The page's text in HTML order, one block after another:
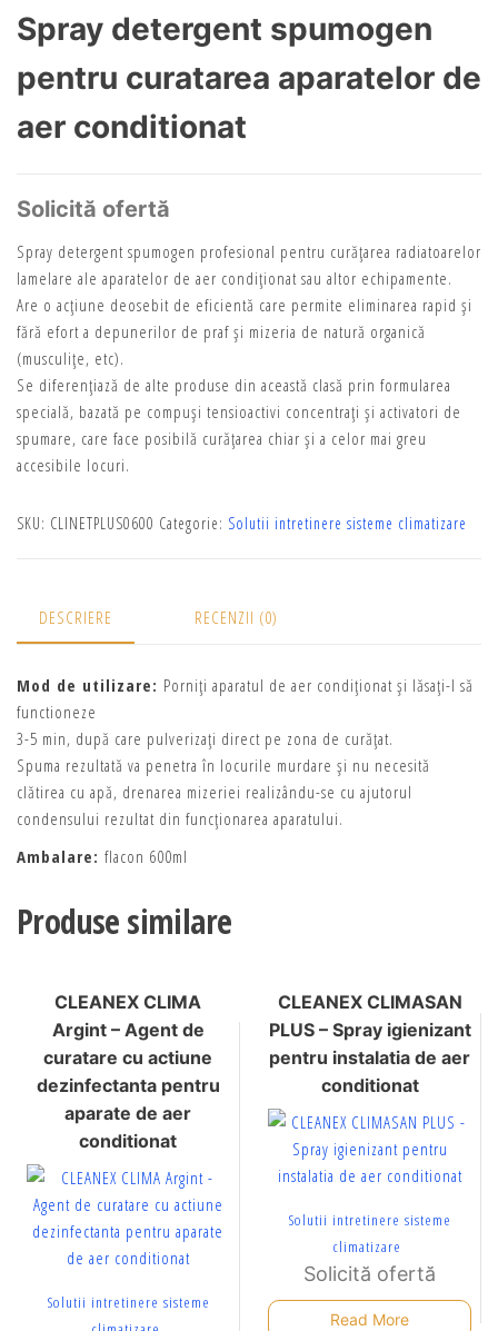
Spray detergent spumogen
pentru curatarea aparatelor de
aer conditionat
Solicită ofertă
Spray detergent spumogen profesional pentru curățarea radiatoarelor
lamelare ale aparatelor de aer condiționat sau altor echipamente.
Are o acțiune deosebit de eficientă care permite eliminarea rapid și
fără efort a depunerilor de praf și mizeria de natură organică
(musculițe, etc).
Se diferențiază de alte produse din această clasă prin formularea
specială, bazată pe compuși tensioactivi concentrați și activatori de
spumare, care face posibilă curățarea chiar și a celor mai greu
accesibile locuri.
SKU: CLINETPLUS0600 Categorie: Solutii intretinere sisteme climatizare
DESCRIERE RECENZII (0)
Mod de utilizare: Porniți aparatul de aer condiționat și lăsați-l să
functioneze
3-5 min, după care pulverizați direct pe zona de curățat.
Spuma rezultată va penetra în locurile murdare și nu necesită
clătirea cu apă, drenarea mizeriei realizându-se cu ajutorul
condensului rezultat din funcționarea aparatului.
Ambalare: flacon 600ml
Produse similare
CLEANEX CLIMA
Argint – Agent de
curatare cu actiune
dezinfectanta pentru
aparate de aer
conditionat
Solutii intretinere sisteme
CLEANEX CLIMASAN
PLUS – Spray igienizant
pentru instalatia de aer
conditionat
Solutii intretinere sisteme
climatizare
Solicită ofertă
Read More